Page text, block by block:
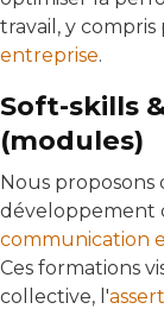
travail, y
entreprise.
Soft-skills
(modules)
Nous proposons
développement
communication
Ces formations
collective, l'